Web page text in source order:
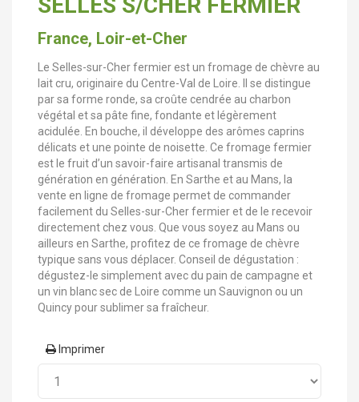
France, Loir-et-Cher
Le Selles-sur-Cher fermier est un fromage de chèvre au
lait cru, originaire du Centre-Val de Loire. Il se distingue
par sa forme ronde, sa croûte cendrée au charbon
végétal et sa pâte fine, fondante et légèrement
acidulée. En bouche, il développe des arômes caprins
délicats et une pointe de noisette. Ce fromage fermier
est le fruit d’un savoir-faire artisanal transmis de
génération en génération. En Sarthe et au Mans, la
vente en ligne de fromage permet de commander
facilement du Selles-sur-Cher fermier et de le recevoir
directement chez vous. Que vous soyez au Mans ou
ailleurs en Sarthe, profitez de ce fromage de chèvre
typique sans vous déplacer. Conseil de dégustation :
dégustez-le simplement avec du pain de campagne et
un vin blanc sec de Loire comme un Sauvignon ou un
Quincy pour sublimer sa fraîcheur.
Imprimer